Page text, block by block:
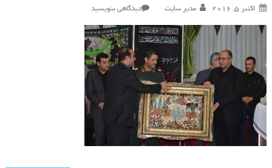
اکتبر 5, 2016 مدیر سایت دیدگاهی بنویسیددر
10-
05_18-
43-
17